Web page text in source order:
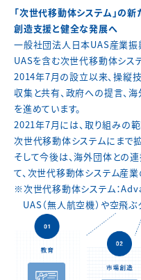
「次世代移動体システム」の新
創造支援と健全な発展へ
一般社団法人日本UAS産業振
UASを含む次世代移動体シス
2014年7月の設立以来、操縦
収集と共有、政府への提言、海
を進めています。
2021年7月には、取り組みの
次世代移動体システムにまで拡
そして今後は、海外団体との
て、 次世代移動体システム産業
※次世代移動体システム：
UAS（無人航空機）や空飛ぶ